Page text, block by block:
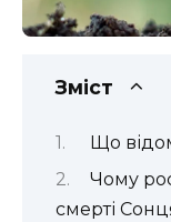
Зміст
Що
Чому
смерті